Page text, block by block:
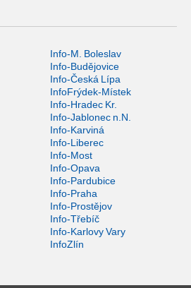
Info-M. Boleslav
Info-Budějovice
Info-Česká Lípa
InfoFrýdek-Místek
Info-Hradec Kr.
Info-Jablonec n.N.
Info-Karviná
Info-Liberec
Info-Most
Info-Opava
Info-Pardubice
Info-Praha
Info-Prostějov
Info-Třebíč
Info-Karlovy Vary
InfoZlín